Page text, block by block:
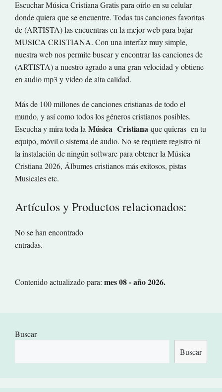
Escuchar Música Cristiana Gratis para oírlo en su celular
donde quiera que se encuentre. Todas tus canciones favoritas
de (ARTISTA) las encuentras en la mejor web para bajar
MUSICA CRISTIANA. Con una interfaz muy simple,
nuestra web nos permite buscar y encontrar las canciones de
(ARTISTA) a nuestro agrado a una gran velocidad y obtiene
en audio mp3 y vídeo de alta calidad.
Más de 100 millones de canciones cristianas de todo el
mundo, y así como todos los géneros cristianos posibles.
Escucha y mira toda la Música Cristiana que quieras en tu
equipo, móvil o sistema de audio. No se requiere registro ni
la instalación de ningún software para obtener la Música
Cristiana 2026, Álbumes cristianos más exitosos, pistas
Musicales etc.
Artículos y Productos relacionados:
No se han encontrado
entradas.
Contenido actualizado para: mes 08 - año 2026.
Buscar
Buscar